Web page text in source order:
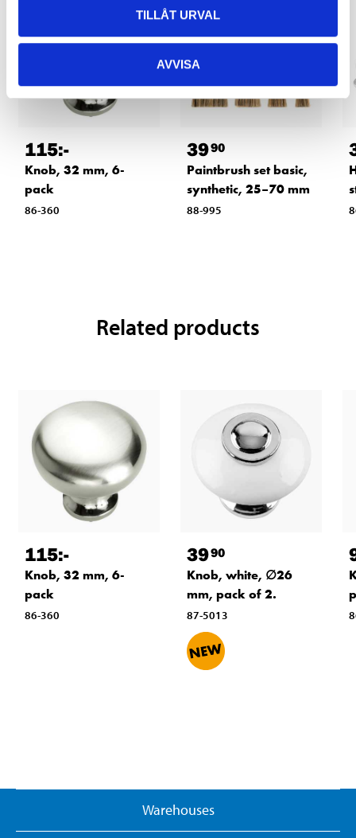
TILLÅT URVAL
AVVISA
115:-
Knob, 32 mm, 6-
pack
86-360
3990
Paintbrush set basic,
synthetic, 25–70 mm
88-995
Related products
115:-
Knob, 32 mm, 6-
pack
86-360
3990
Knob, white, ∅26
mm, pack of 2.
87-5013
Warehouses